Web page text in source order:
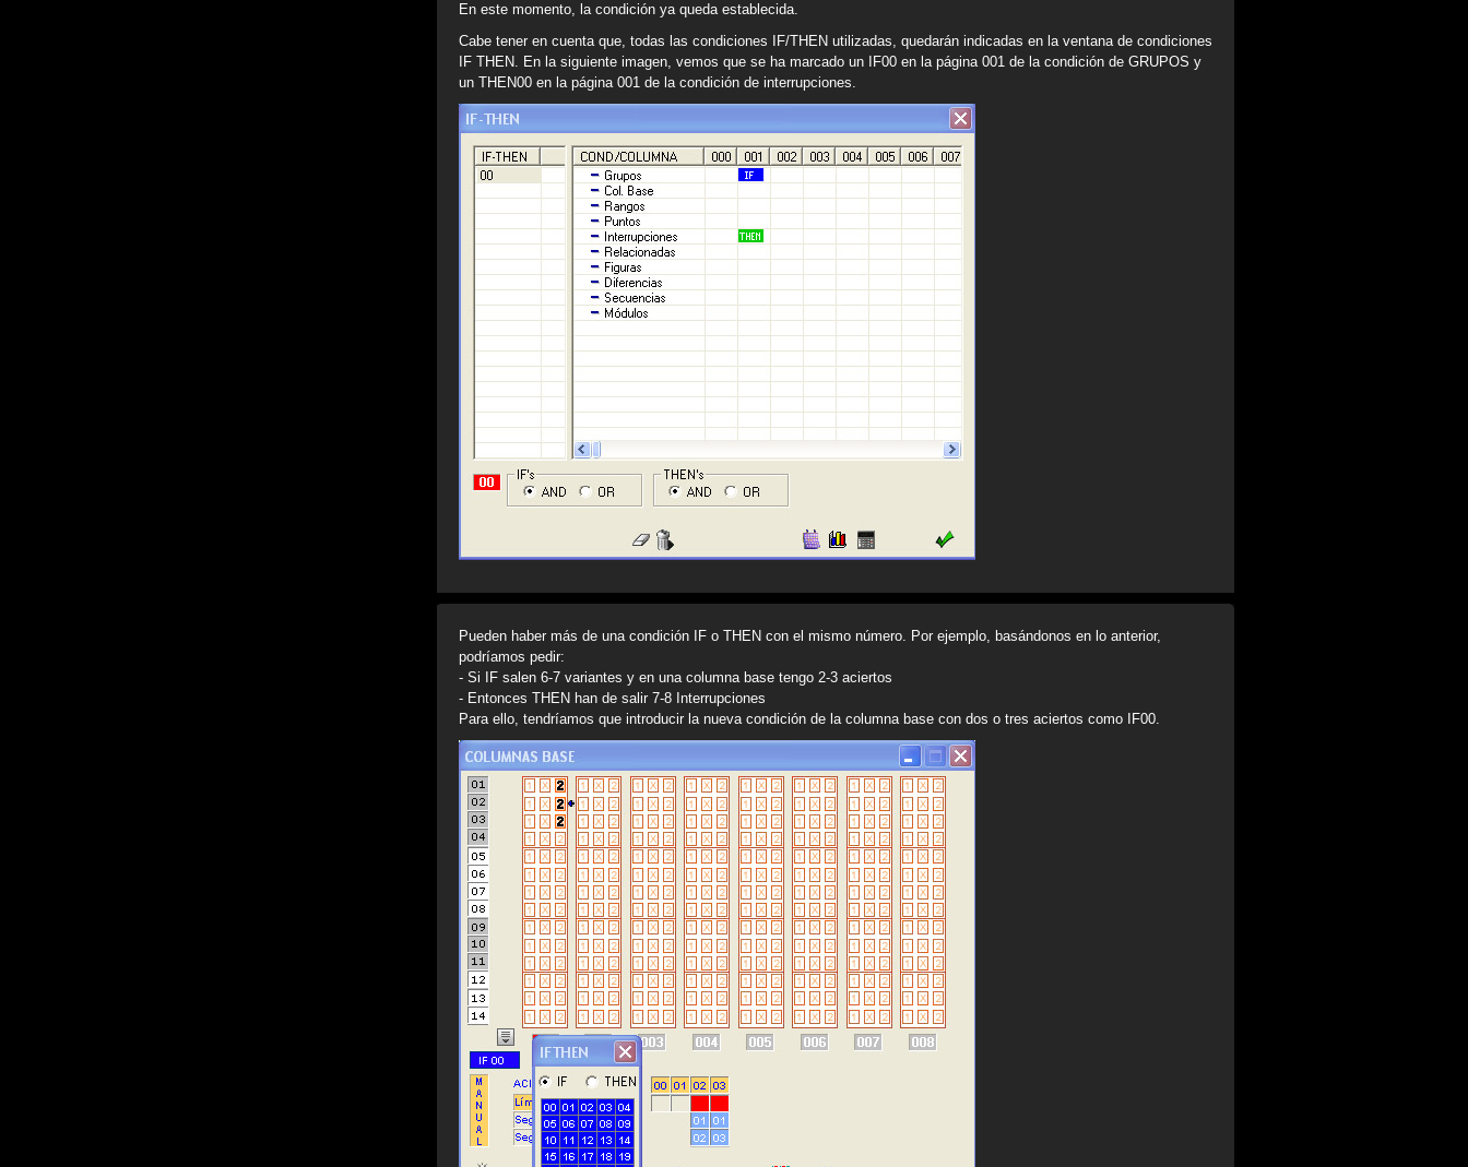
En este momento, la condición ya queda establecida.
Cabe tener en cuenta que, todas las condiciones IF/THEN utilizadas, quedarán indicadas en la ventana de condiciones
IF THEN. En la siguiente imagen, vemos que se ha marcado un IF00 en la página 001 de la condición de GRUPOS y
un THEN00 en la página 001 de la condición de interrupciones.
Pueden haber más de una condición IF o THEN con el mismo número. Por ejemplo, basándonos en lo anterior,
podríamos pedir:
- Si IF salen 6-7 variantes y en una columna base tengo 2-3 aciertos
- Entonces THEN han de salir 7-8 Interrupciones
Para ello, tendríamos que introducir la nueva condición de la columna base con dos o tres aciertos como IF00.